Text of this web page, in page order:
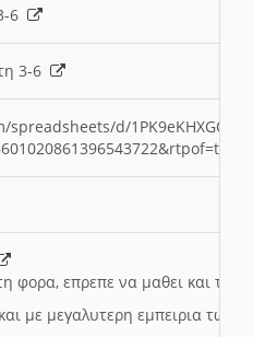
6
3-6
d/
φορα, επρεπε να μαθει και το
με μεγαλυτερη εμπειρια